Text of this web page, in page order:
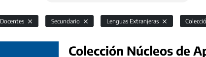
Docentes Secundario Lenguas Extranjeras
Colección Núcleos de